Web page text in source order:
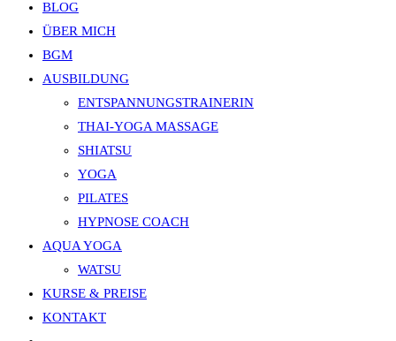
BLOG
ÜBER MICH
BGM
AUSBILDUNG
ENTSPANNUNGSTRAINERIN
THAI-YOGA MASSAGE
SHIATSU
YOGA
PILATES
HYPNOSE COACH
AQUA YOGA
WATSU
KURSE & PREISE
KONTAKT